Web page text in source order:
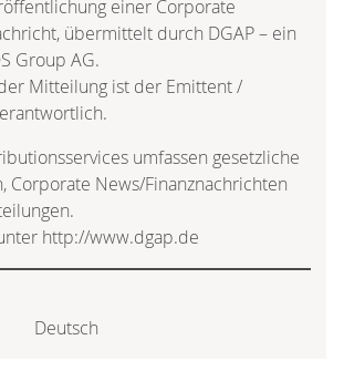
einer Corporate
übermittelt durch DGAP – ein
Group AG.
Mitteilung ist der Emittent /
umfassen gesetzliche
Corporate News/Finanznachrichten
http://www.dgap.de
Deutsch